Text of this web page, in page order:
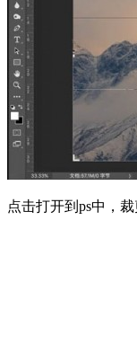
点击打开到ps中，